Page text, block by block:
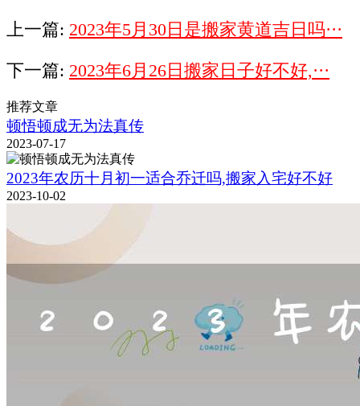
上一篇: 2023年5月30日是搬家黄道吉日吗···
下一篇: 2023年6月26日搬家日子好不好,···
推荐文章
顿悟顿成无为法真传
2023-07-17
2023年农历十月初一适合乔迁吗,搬家入宅好不好
2023-10-02